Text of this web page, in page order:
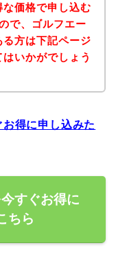
価格で申し込む
で、ゴルフエー
方は下記ページ
いかがでしょう
得に申し込みた
すぐお得に
ちら